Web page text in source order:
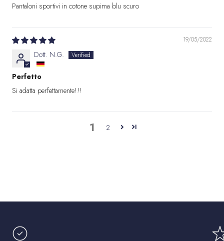
Pantaloni sportivi in cotone supima blu scuro
19/05/2022
Dott. N.G.
Perfetto
Si adatta perfettamente!!!
1 2